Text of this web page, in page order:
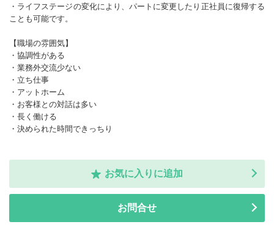
・ライフステージの変化により、パートに変更したり正社員に復帰する
ことも可能です。
【職場の雰囲気】
・協調性がある
・業務外交流少ない
・立ち仕事
・アットホーム
・お客様との対話は多い
・長く働ける
・決められた時間できっちり
お気に入りに追加
お問合せ